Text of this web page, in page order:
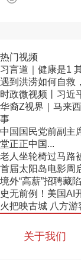
热门视频
习言道｜健康是1
遇到洪涝如何自救
时政微视频丨习近
华裔Z视界｜马来
事
中国国民党前副主
堂正正中国...
老人坐轮椅过马路
首届太阳岛电影周
境外“高薪”招聘藏
史无前例！美国AI
火把映古城 八方
关于我们